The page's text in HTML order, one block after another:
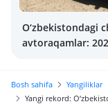
O‘zbekistondagi
avtoraqamlar:
Bosh sahifa
Yangiliklar
Yangi rekord: